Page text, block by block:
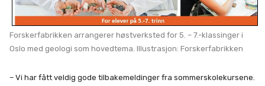
Forskerfabrikken arrangerer høstverksted for 5. – 7.-klassinger i
Oslo med geologi som hovedtema. Illustrasjon: Forskerfabrikken
– Vi har fått veldig gode tilbakemeldinger fra sommerskolekursene.